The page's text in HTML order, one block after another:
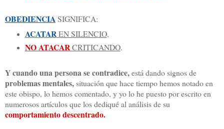
OBEDIENCIASIGNIFICA:
ACATAREN SILENCIO,
NO ATACAR CRITICANDO.
Y cuando una persona se contradice,está dando signos de
problemas mentales,situación que hace tiempo hemos notado en
este obispo, lo hemos comentado, y yo lo he puesto por escrito en
numerosos artículos que los dediqué al análisis de su
comportamiento descentrado.